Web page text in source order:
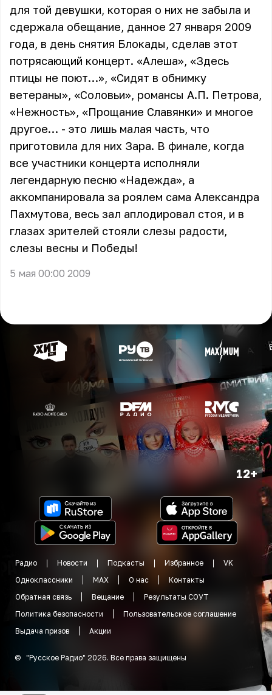
для той девушки, которая о них не забыла и
сдержала обещание, данное 27 января 2009
года, в день снятия Блокады, сделав этот
потрясающий концерт. «Алеша», «Здесь
птицы не поют…», «Сидят в обнимку
ветераны», «Соловьи», романсы А.П. Петрова,
«Нежность», «Прощание Славянки» и многое
другое… - это лишь малая часть, что
приготовила для них Зара. В финале, когда
все участники концерта исполняли
легендарную песню «Надежда», а
аккомпанировала за роялем сама Александра
Пахмутова, весь зал аплодировал стоя, и в
глазах зрителей стояли слезы радости,
слезы весны и Победы!
5 мая 00:00 2009
12+
Радио Новости Подкасты Избранное
VK
Одноклассники
MAX О нас
Контакты
Обратная связь
Вещание
Результаты СОУТ
Политика безопасности
Пользовательское соглашение
Выдача призов
Акции
© "Русское Радио" 2026. Все права защищены